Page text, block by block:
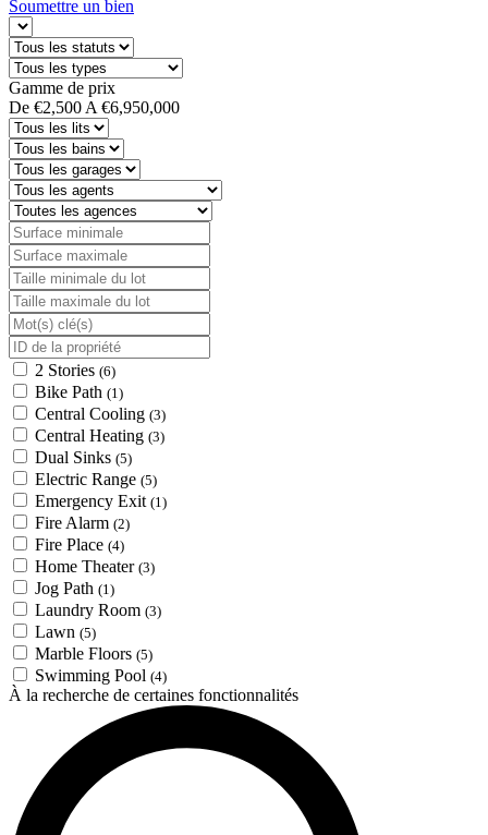
Soumettre un bien
Gamme de prix
De €2,500 A €6,950,000
2 Stories (6)
Bike Path (1)
Central Cooling (3)
Central Heating (3)
Dual Sinks (5)
Electric Range (5)
Emergency Exit (1)
Fire Alarm (2)
Fire Place (4)
Home Theater (3)
Jog Path (1)
Laundry Room (3)
Lawn (5)
Marble Floors (5)
Swimming Pool (4)
À la recherche de certaines fonctionnalités